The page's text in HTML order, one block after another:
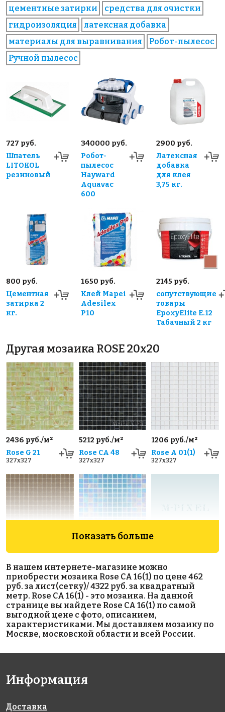
цементные затирки
средства для очистки
гидроизоляция
латексная добавка
материалы для выравнивания
Робот-пылесос
Ручной пылесос
727 руб.
Шпатель
LITOKOL
резиновый
340000 руб.
Робот-
пылесос
Hayward
Aquavac
600
2900 руб.
Латексная
добавка
для клея
3,75 кг.
800 руб.
Цементная
затирка 2
кг.
1650 руб.
Клей Mapei
Adesilex
P10
2145 руб.
сопутствующие
товары
EpoxyElite E.12
Табачный 2 кг
Другая мозаика ROSE 20x20
2436 руб./м²
Rose G 21
327x327
5212 руб./м²
Rose CA 48
327x327
1206 руб./м²
Rose A 01(1)
327x327
1206 руб./м²
Rose A 35(1)
327x327
2120 руб./м²
Rose WN 14
327x327
218509 руб./м²
Rose GBS01G
327x327
Rose NA 11
327x327
Rose A 87(2+)
327x327
Показать больше
В нашем интернете-магазине можно
приобрести мозаика Rose CA 16(1) по цене 462
руб. за лист(сетку)/ 4322 руб. за квадратный
метр. Rose CA 16(1) - это мозаика. На данной
странице вы найдете Rose CA 16(1) по самой
выгодной цене с фото, описанием,
характеристиками. Мы доставляем мозаику по
Москве, московской области и всей России.
Информация
Доставка